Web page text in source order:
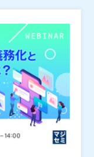
ービスの中で
ーニングに強み
者に特に適した
するOA機器メ
のある本製品
めてご紹介いた
ーバル視点での
る内容となりま
ャパン（）
） マジセミ株式
は将来的に追